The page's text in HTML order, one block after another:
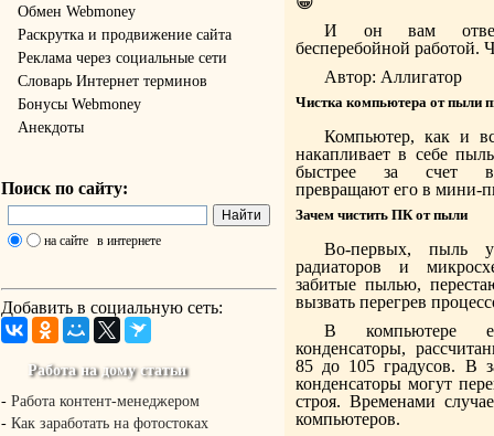
Обмен Webmoney
Раскрутка и продвижение сайта
Реклама через социальные сети
Словарь Интернет терминов
Бонусы Webmoney
Анекдоты
Поиск по сайту:
на сайте в интернете
Добавить в социальную сеть:
Работа на дому статьи
- Работа контент-менеджером
- Как заработать на фотостоках
И он вам
бесперебойной работой.
Автор: Аллигатор
Чистка компьютера от пыли
Компьютер, как и
накапливает в себе
быстрее за счет
превращают его в мини-
Зачем чистить ПК от пыли
Во-первых, пыль
радиаторов и
забитые пылью,
вызвать перегрев
В компьютере
конденсаторы,
85 до 105 градусов. В
конденсаторы могут
строя. Временами
компьютеров.